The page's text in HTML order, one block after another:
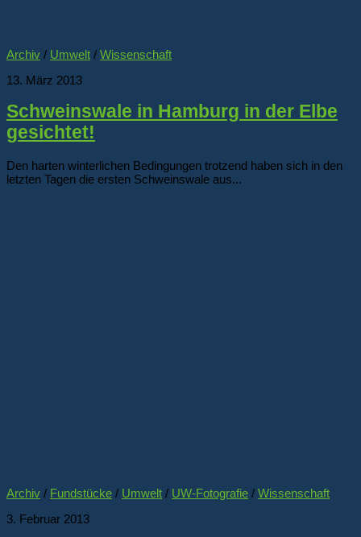
Archiv / Umwelt / Wissenschaft
13. März 2013
Schweinswale in Hamburg in der Elbe
gesichtet!
Den harten winterlichen Bedingungen trotzend haben sich in den
letzten Tagen die ersten Schweinswale aus...
Archiv / Fundstücke / Umwelt / UW-Fotografie / Wissenschaft
3. Februar 2013